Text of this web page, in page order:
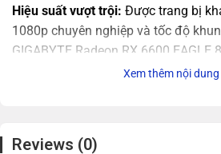
Hiệu suất vượt trội: Được trang bị
1080p chuyên nghiệp và tốc độ
GIGABYTE Radeon RX 6600 EAGLE
hiệu suất thế hệ tiếp theo với bộ nhớ
Ultimate và AMD FidelityFX, bạn sẽ
Xem thêm nội dung
Reviews (0)